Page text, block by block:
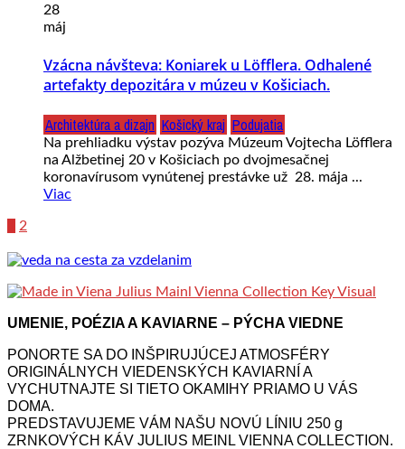
28
máj
Vzácna návšteva: Koniarek u Löfflera. Odhalené
artefakty depozitára v múzeu v Košiciach.
Architektúra a dizajn Košický kraj Podujatia
Na prehliadku výstav pozýva Múzeum Vojtecha Löfflera
na Alžbetinej 20 v Košiciach po dvojmesačnej
koronavírusom vynútenej prestávke už 28. mája ...
Viac
2
UMENIE, POÉZIA A KAVIARNE – PÝCHA VIEDNE
PONORTE SA DO INŠPIRUJÚCEJ ATMOSFÉRY
ORIGINÁLNYCH VIEDENSKÝCH KAVIARNÍ A
VYCHUTNAJTE SI TIETO OKAMIHY PRIAMO U VÁS
DOMA.
PREDSTAVUJEME VÁM NAŠU NOVÚ LÍNIU 250 g
ZRNKOVÝCH KÁV JULIUS MEINL VIENNA COLLECTION.